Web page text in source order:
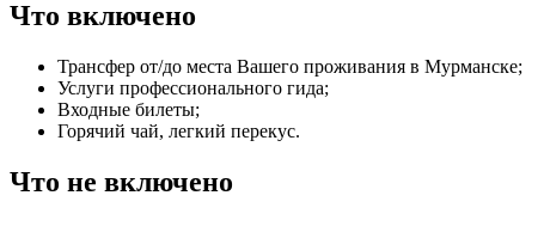
Что включено
Трансфер от/до места Вашего проживания в Мурманске;
Услуги профессионального гида;
Входные билеты;
Горячий чай, легкий перекус.
Что не включено